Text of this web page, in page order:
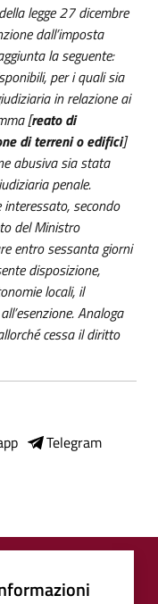
legge 27 dicembre
dall’imposta
la seguente:
per i quali sia
in relazione ai
[reato di
di terreni o edifici]
abusiva sia stata
penale.
secondo
del Ministro
entro sessanta giorni
disposizione,
locali, il
Analoga
cessa il diritto
Telegram